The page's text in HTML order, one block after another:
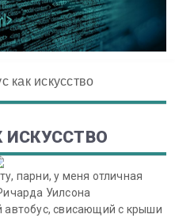
как искусство
ИСКУССТВО
парни, у меня отличная
Уилсона
автобус, свисающий с крыши